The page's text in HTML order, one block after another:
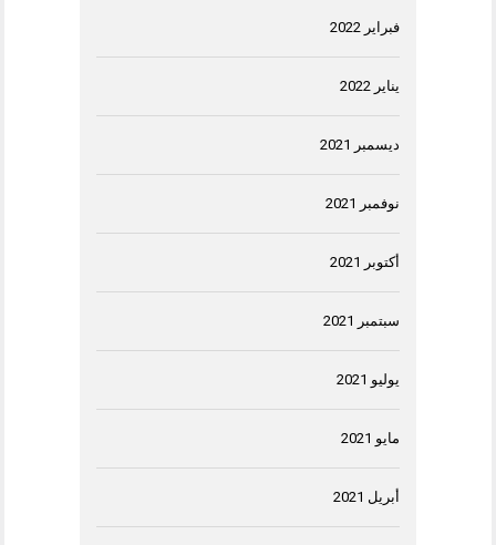
فبراير 2022
يناير 2022
ديسمبر 2021
نوفمبر 2021
أكتوبر 2021
سبتمبر 2021
يوليو 2021
مايو 2021
أبريل 2021